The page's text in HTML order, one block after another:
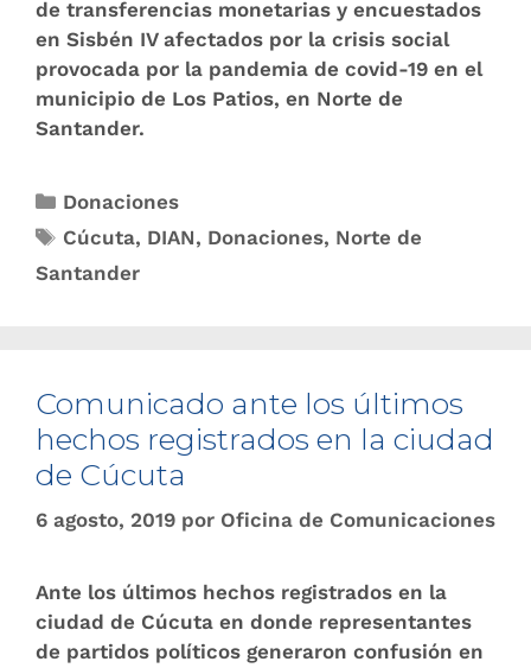
de transferencias monetarias y encuestados
en Sisbén IV afectados por la crisis social
provocada por la pandemia de covid-19 en el
municipio de Los Patios, en Norte de
Santander.
Donaciones
Cúcuta, DIAN, Donaciones, Norte de
Santander
Comunicado ante los últimos
hechos registrados en la ciudad
de Cúcuta
6 agosto, 2019 por Oficina de Comunicaciones
Ante los últimos hechos registrados en la
ciudad de Cúcuta en donde representantes
de partidos políticos generaron confusión en